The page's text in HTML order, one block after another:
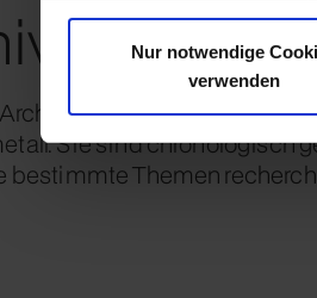
Nur notwendige
verwenden
finden Sie die
Sie sind chronologisch
bestimmte Themen